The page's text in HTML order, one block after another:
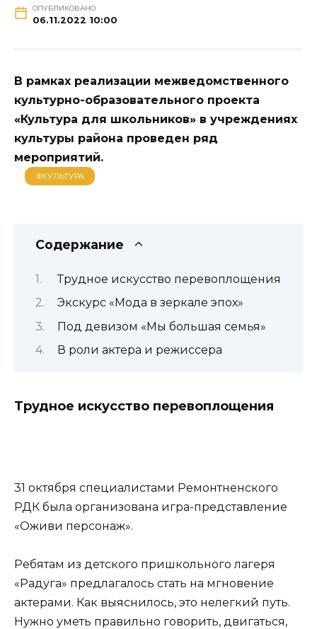
ОПУБЛИКОВАНО
06.11.2022 10:00
В рамках реализации межведомственного
культурно-образовательного проекта
«Культура для школьников» в учреждениях
культуры района проведен ряд
мероприятий.
#КУЛЬТУРА
Содержание
Трудное искусство перевоплощения
Экскурс «Мода в зеркале эпох»
Под девизом «Мы большая семья»
В роли актера и режиссера
Трудное искусство перевоплощения
31 октября специалистами Ремонтненского
РДК была организована игра-представление
«Оживи персонаж».
Ребятам из детского пришкольного лагеря
«Радуга» предлагалось стать на мгновение
актерами. Как выяснилось, это нелегкий путь.
Нужно уметь правильно говорить, двигаться,